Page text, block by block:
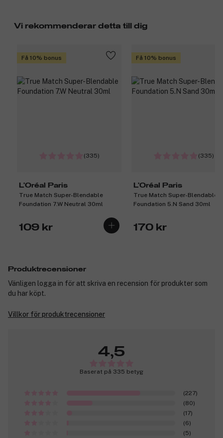
Vi rekommenderar detta till dig
Få 10% bonus
(335)
L'Oréal Paris
True Match Super-Blendable
Foundation 7.W Neutral 30ml
109 kr
Få 10% bonus
(335)
L'Oréal Paris
True Match Super-Blendable
Foundation 5.N Sand 30ml
170 kr
Produktrecensioner
Vänligen logga in för att skriva en recension för produkter som
du har köpt.
Villkor för produktrecensioner
4,5
Baserat på 335 betyg
(227)
(80)
(17)
(6)
(5)